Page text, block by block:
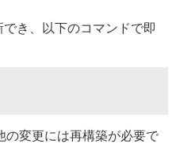
き、以下のコマンドで即
の変更には再構築が必要で